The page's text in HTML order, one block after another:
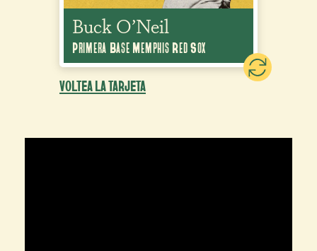
Buck O’Neil
Primera Base Memphis Red Sox
Buck O’Neil
Primera Base Memphis Red Sox
VOLTEA LA TARJETA